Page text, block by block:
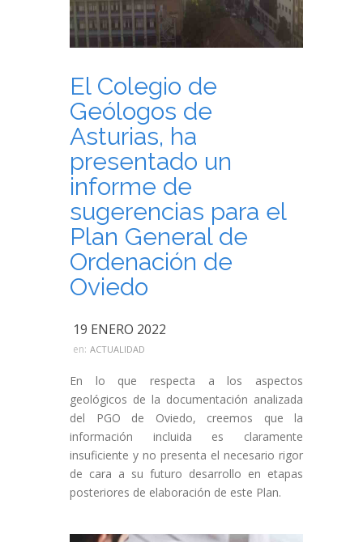
El Colegio de
Geólogos de
Asturias, ha
presentado un
informe de
sugerencias para el
Plan General de
Ordenación de
Oviedo
19 ENERO 2022
en: ACTUALIDAD
En lo que respecta a los aspectos
geológicos de la documentación analizada
del PGO de Oviedo, creemos que la
información incluida es claramente
insuficiente y no presenta el necesario rigor
de cara a su futuro desarrollo en etapas
posteriores de elaboración de este Plan.